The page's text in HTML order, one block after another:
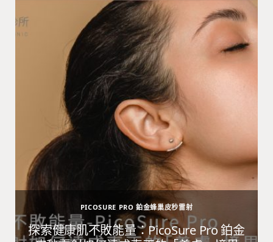
PICOSURE PRO 鉑金蜂巢皮秒雷射
探索健康肌不敗能量：PicoSure Pro 鉑金